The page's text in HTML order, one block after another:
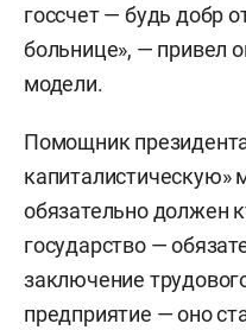
госсчет — будь добр
больнице», — привел
модели.
Помощник
капиталистическую»
обязательно должен
государство —
заключение
предприятие — оно